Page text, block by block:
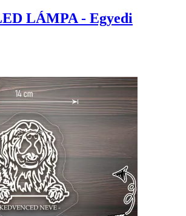
LÁMPA - Egyedi